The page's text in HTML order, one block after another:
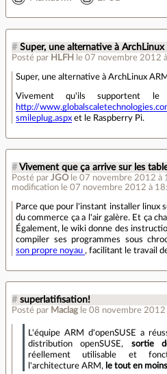
# Super, une alternative à ArchLinux
Posté par HLFH le 07 novembre 2012
Super, une alternative à ArchLinux
Vivement qu'ils supportent le
http://
smileplug.aspx et le Raspberry Pi.
# Vivement que ça arrive sur les
Posté par JGO le 07 novembre 2012 à
modification le 07 novembre 2012 à
Parce que pour l'instant installer linux
du commerce ça a l'air galère. Et ça
Également, le wiki donne des
compiler ses programmes sous
son propre noyau , facilitant le travail
# superlatifisation!
Posté par Maclag le 08 novembre 2012
L'équipe ARM d'openSUSE a
distribution openSUSE, sortie
réellement utilisable et
l'architecture ARM, le tout en